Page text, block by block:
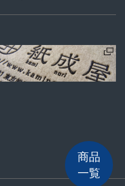
商品
一覧